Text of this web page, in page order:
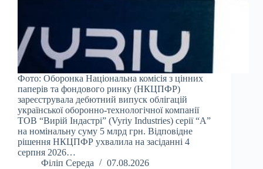
Фото: Оборонка Національна комісія з цінних
паперів та фондового ринку (НКЦПФР)
зареєструвала дебютний випуск облігацій
української оборонно-технологічної компанії
ТОВ “Вирій Індастрі” (Vyriy Industries) серії “А”
на номінальну суму 5 млрд грн. Відповідне
рішення НКЦПФР ухвалила на засіданні 4
серпня 2026…
Філіп Середа
07.08.2026